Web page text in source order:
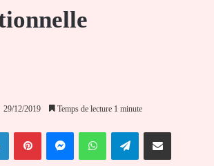
29/12/2019 Temps de lecture 1 minute
LinkedinPinterestMessengerWhatsAppTelegramPartager par email